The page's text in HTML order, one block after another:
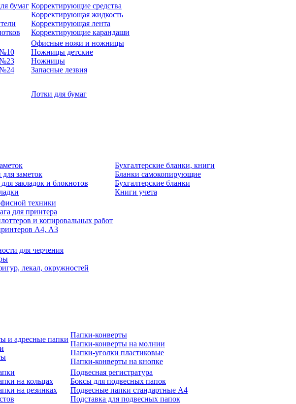
бумаг Корректирующие средства
Корректирующая жидкость
Корректирующая лента
Корректирующие карандаши
№10
№23
№24
Офисные ножи и ножницы
Ножницы детские
Ножницы
Запасные лезвия
Лотки для бумаг
заметок
закладок и блокнотов
Бухгалтерские бланки, книги
Бланки самокопирующие
Бухгалтерские бланки
Книги учета
техники
для принтера
и копировальных работ
А4, А3
для черчения
лекал, окружностей
и адресные папки
Папки-конверты
Папки-конверты на молнии
Папки-уголки пластиковые
Папки-конверты на кнопке
на кольцах
на резинках
Подвесная регистратура
Боксы для подвесных папок
Подвесные папки стандартные А4
Подставка для подвесных папок